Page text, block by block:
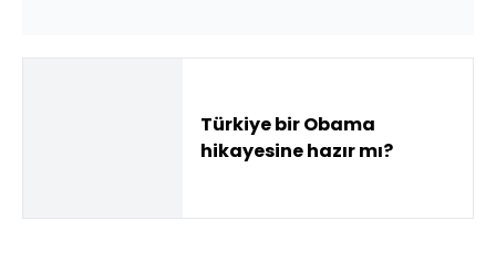
Türkiye bir Obama
hikayesine hazır mı?